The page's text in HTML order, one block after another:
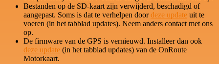
Bestanden op de SD-kaart zijn verwijderd, beschadigd of
aangepast. Soms is dat te verhelpen doordeze update uit te
voeren (in het tabblad updates). Neem anders contact met ons
op.
De firmware van de GPS is vernieuwd. Installeer dan ook
deze update (in het tabblad updates) van de OnRoute
Motorkaart.